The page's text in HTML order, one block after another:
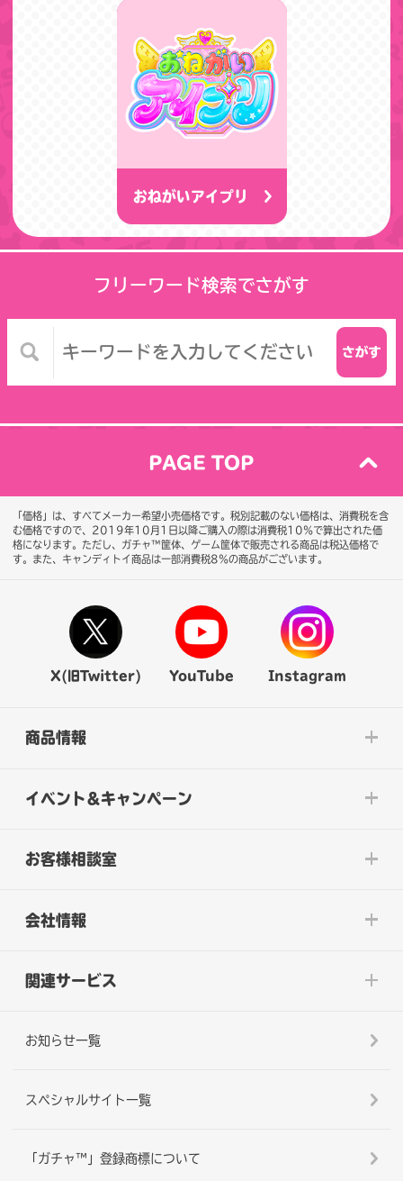
おねがいアイプリ
フリーワード検索でさがす
PAGE TOP
「価格」は、すべてメーカー希望小売価格です。税別記載のない価格は、消費税を含
む価格ですので、2019年10月1日以降ご購入の際は消費税10％で算出された価
格になります。 ただし、ガチャ™筐体、ゲーム筐体で販売される商品は税込価格で
す。また、キャンディトイ商品は一部消費税8％の商品がございます。
X(旧Twitter) YouTube Instagram
商品情報
イベント&キャンペーン
お客様相談室
会社情報
関連サービス
お知らせ一覧
スペシャルサイト一覧
「ガチャ™」登録商標について